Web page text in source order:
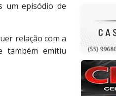
um episódio de
relação com a
também emitiu